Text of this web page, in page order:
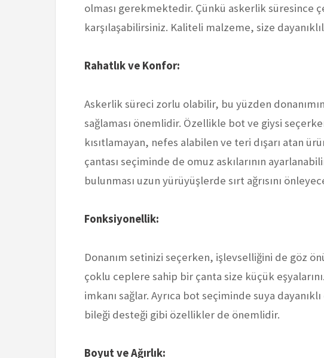
olması gerekmektedir. Çünkü askerlik süresince
karşılaşabilirsiniz. Kaliteli malzeme, size
Rahatlık ve Konfor:
Askerlik süreci zorlu olabilir, bu yüzden
sağlaması önemlidir. Özellikle bot ve giysi
kısıtlamayan, nefes alabilen ve teri dışarı atan
çantası seçiminde de omuz askılarının
bulunması uzun yürüyüşlerde sırt ağrısını
Fonksiyonellik:
Donanım setinizi seçerken, işlevselliğini de göz
çoklu ceplere sahip bir çanta size küçük
imkanı sağlar. Ayrıca bot seçiminde suya
bileği desteği gibi özellikler de önemlidir.
Boyut ve Ağırlık: